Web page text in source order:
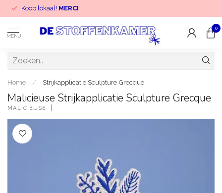
Koop lokaal! MERCI
MENU
0
Home / Strijkapplicatie Sculpture Grecque
Malicieuse Strijkapplicatie Sculpture Grecque
MALICIEUSE